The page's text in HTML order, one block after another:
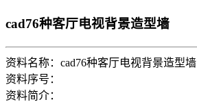
cad76种客厅电视背景造型墙
资料名称：cad76种客厅电视背景造型墙
资料序号：
资料简介：